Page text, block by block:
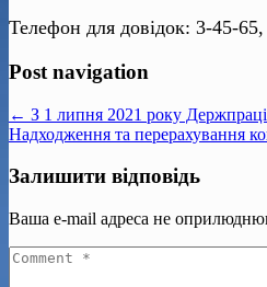
Телефон для довідок: 3-45-
Post navigation
← З 1 липня 2021 року Держпраці
Надходження та перерахування
Залишити відповідь
Ваша e-mail адреса не